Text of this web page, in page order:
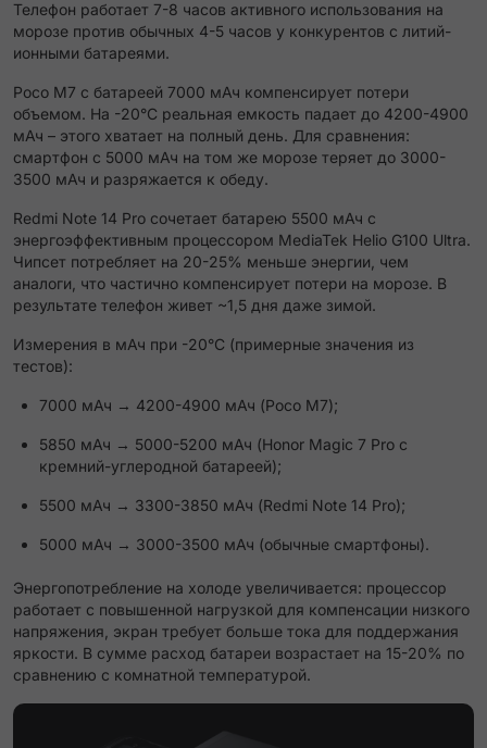
Телефон работает 7-8 часов активного использования на
морозе против обычных 4-5 часов у конкурентов с литий-
ионными батареями.
Poco M7 с батареей 7000 мАч компенсирует потери
объемом. На -20°C реальная емкость падает до 4200-4900
мАч – этого хватает на полный день. Для сравнения:
смартфон с 5000 мАч на том же морозе теряет до 3000-
3500 мАч и разряжается к обеду.
Redmi Note 14 Pro сочетает батарею 5500 мАч с
энергоэффективным процессором MediaTek Helio G100 Ultra.
Чипсет потребляет на 20-25% меньше энергии, чем
аналоги, что частично компенсирует потери на морозе. В
результате телефон живет ~1,5 дня даже зимой.
Измерения в мАч при -20°C (примерные значения из
тестов):
7000 мАч → 4200-4900 мАч (Poco M7);
5850 мАч → 5000-5200 мАч (Honor Magic 7 Pro с
кремний-углеродной батареей);
5500 мАч → 3300-3850 мАч (Redmi Note 14 Pro);
5000 мАч → 3000-3500 мАч (обычные смартфоны).
Энергопотребление на холоде увеличивается: процессор
работает с повышенной нагрузкой для компенсации низкого
напряжения, экран требует больше тока для поддержания
яркости. В сумме расход батареи возрастает на 15-20% по
сравнению с комнатной температурой.